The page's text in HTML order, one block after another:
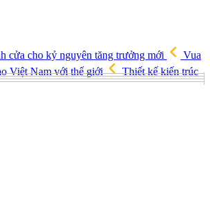
cửa cho kỷ nguyên tăng trưởng mới
Vua
Việt Nam với thế giới
Thiết kế kiến trúc